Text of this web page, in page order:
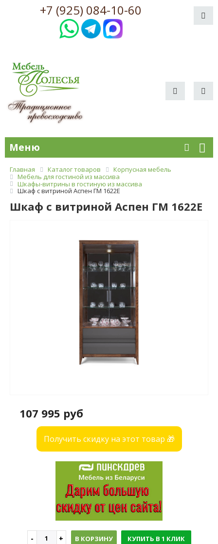
+7 (925) 084-10-60
Меню
Главная Каталог товаров
Корпусная мебель
Мебель для гостиной из массива
Шкафы-витрины в гостиную из массива
Шкаф с витриной Аспен ГМ 1622Е
Шкаф с витриной Аспен ГМ 1622Е
107 995 руб
Получить скидку на этот товар 🎁
В КОРЗИНУ КУПИТЬ В 1 КЛИК